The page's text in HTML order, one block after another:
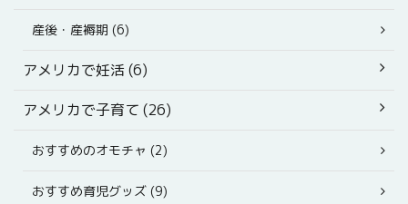
産後・産褥期 (6)
アメリカで妊活 (6)
アメリカで子育て (26)
おすすめのオモチャ (2)
おすすめ育児グッズ (9)